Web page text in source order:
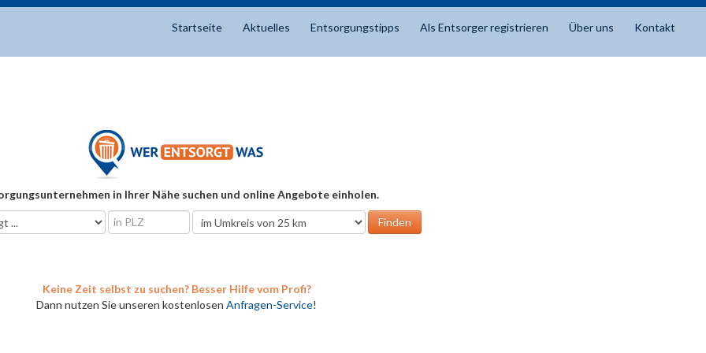
Startseite Aktuelles Entsorgungstipps Als Entsorger registrieren Über uns Kontakt
in Ihrer Nähe suchen und online Angebote einholen.
Keine Zeit selbst zu suchen? Besser Hilfe vom Profi?
Dann nutzen Sie unseren kostenlosen Anfragen-Service!